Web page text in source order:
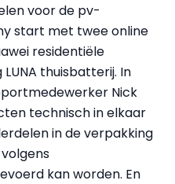
voor de pv-
start met twee online
residentiële
thuisbatterij. In
Nick
technisch in elkaar
in de verpakking
kan worden. En